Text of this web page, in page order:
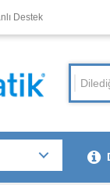
Destek